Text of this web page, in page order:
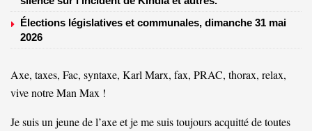
Élections législatives et communales, dimanche 31 mai
2026
Axe, taxes, Fac, syntaxe, Karl Marx, fax, PRAC, thorax, relax,
vive notre Man Max !
Je suis un jeune de l’axe et je me suis toujours acquitté de toutes